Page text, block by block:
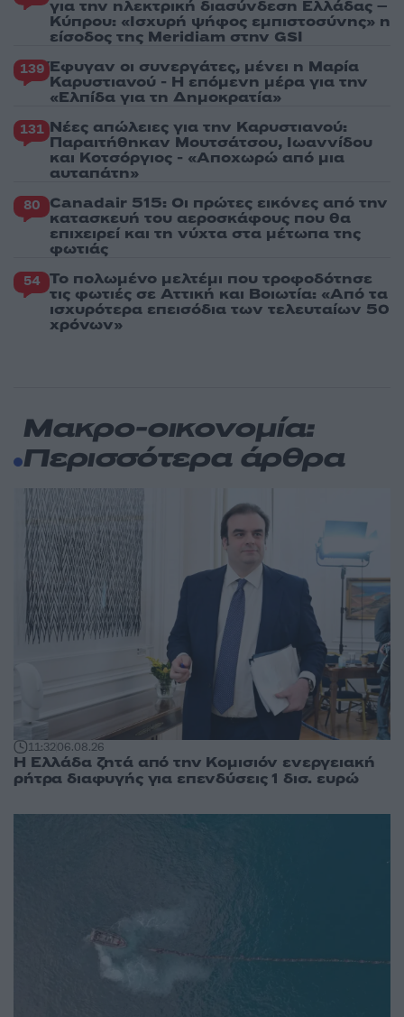
για την ηλεκτρική διασύνδεση Ελλάδας –
Κύπρου: «Ισχυρή ψήφος εμπιστοσύνης» η
είσοδος της Meridiam στην GSI
139 Έφυγαν οι συνεργάτες, μένει η Μαρία
Καρυστιανού - Η επόμενη μέρα για την
«Ελπίδα για τη Δημοκρατία»
131 Νέες απώλειες για την Καρυστιανού:
Παραιτήθηκαν Μουτσάτσου, Ιωαννίδου
και Κοτσόργιος - «Αποχωρώ από μια
αυταπάτη»
80 Canadair 515: Οι πρώτες εικόνες από την
κατασκευή του αεροσκάφους που θα
επιχειρεί και τη νύχτα στα μέτωπα της
φωτιάς
54 Το πολωμένο μελτέμι που τροφοδότησε
τις φωτιές σε Αττική και Βοιωτία: «Από τα
ισχυρότερα επεισόδια των τελευταίων 50
χρόνων»
Μακρο-οικονομία:
Περισσότερα άρθρα
11:3206.08.26
Η Ελλάδα ζητά από την Κομισιόν ενεργειακή
ρήτρα διαφυγής για επενδύσεις 1 δισ. ευρώ